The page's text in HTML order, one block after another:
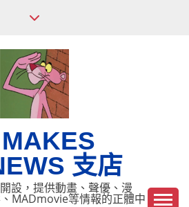
支店
設，提供動畫、聲優、漫
MADmovie等情報的正體中